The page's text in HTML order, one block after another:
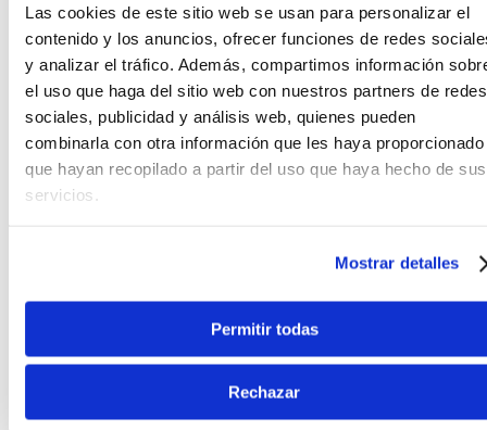
Las cookies de este sitio web se usan para personalizar el
contenido y los anuncios, ofrecer funciones de redes
y analizar el tráfico. Además, compartimos información
el uso que haga del sitio web con nuestros partners de redes
sociales, publicidad y análisis web, quienes pueden
combinarla con otra información que les haya proporcionado
que hayan recopilado a partir del uso que haya hecho de sus
servicios.
Mostrar detalles
Permitir todas
Rechazar
sin comprometer la calidad, con aleaciones B20, B8,
B25.
Con diferentes opciones materiales de aleación
con nivel profesional
Bronce B20:Este es uno de los materiales más
utilizados en la fabricación de platillos
tono brillante, su sustain y versatilidad. Se utilizan en
El bronce B8 contiene un 92% de cobre y
un 8% de estaño. Los platillos de B8 tienden a ser
más brillantes y con menos sustain en